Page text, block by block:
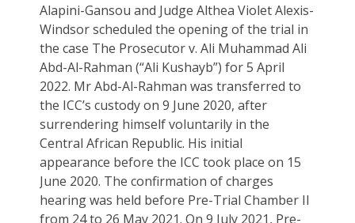
Alapini-Gansou and Judge Althea Violet Alexis-
Windsor scheduled the opening of the trial in
the case The Prosecutor v. Ali Muhammad Ali
Abd-Al-Rahman (“Ali Kushayb”) for 5 April
2022. Mr Abd-Al-Rahman was transferred to
the ICC’s custody on 9 June 2020, after
surrendering himself voluntarily in the
Central African Republic. His initial
appearance before the ICC took place on 15
June 2020. The confirmation of charges
hearing was held before Pre-Trial Chamber II
from 24 to 26 May 2021. On 9 July 2021, Pre-